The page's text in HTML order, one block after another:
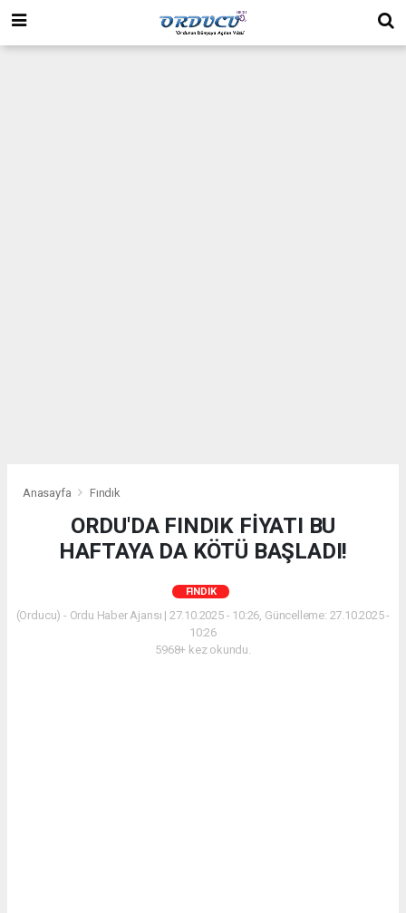
Anasayfa Fındık
ORDU'DA FINDIK FİYATI BU
HAFTAYA DA KÖTÜ BAŞLADI!
FINDIK
(Orducu) - Ordu Haber Ajansı | 27.10.2025 - 10:26, Güncelleme: 27.10.2025 -
10:26
5968+ kez okundu.